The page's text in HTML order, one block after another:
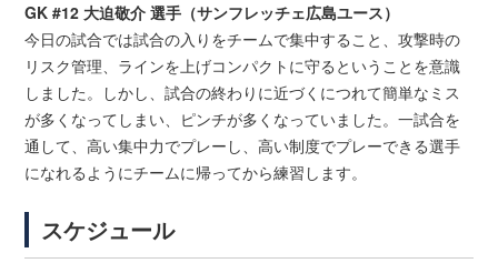
GK #12 大迫敬介 選手（サンフレッチェ広島ユース）
今日の試合では試合の入りをチームで集中すること、攻撃時の
リスク管理、ラインを上げコンパクトに守るということを意識
しました。しかし、試合の終わりに近づくにつれて簡単なミス
が多くなってしまい、ピンチが多くなっていました。一試合を
通して、高い集中力でプレーし、高い制度でプレーできる選手
になれるようにチームに帰ってから練習します。
スケジュール